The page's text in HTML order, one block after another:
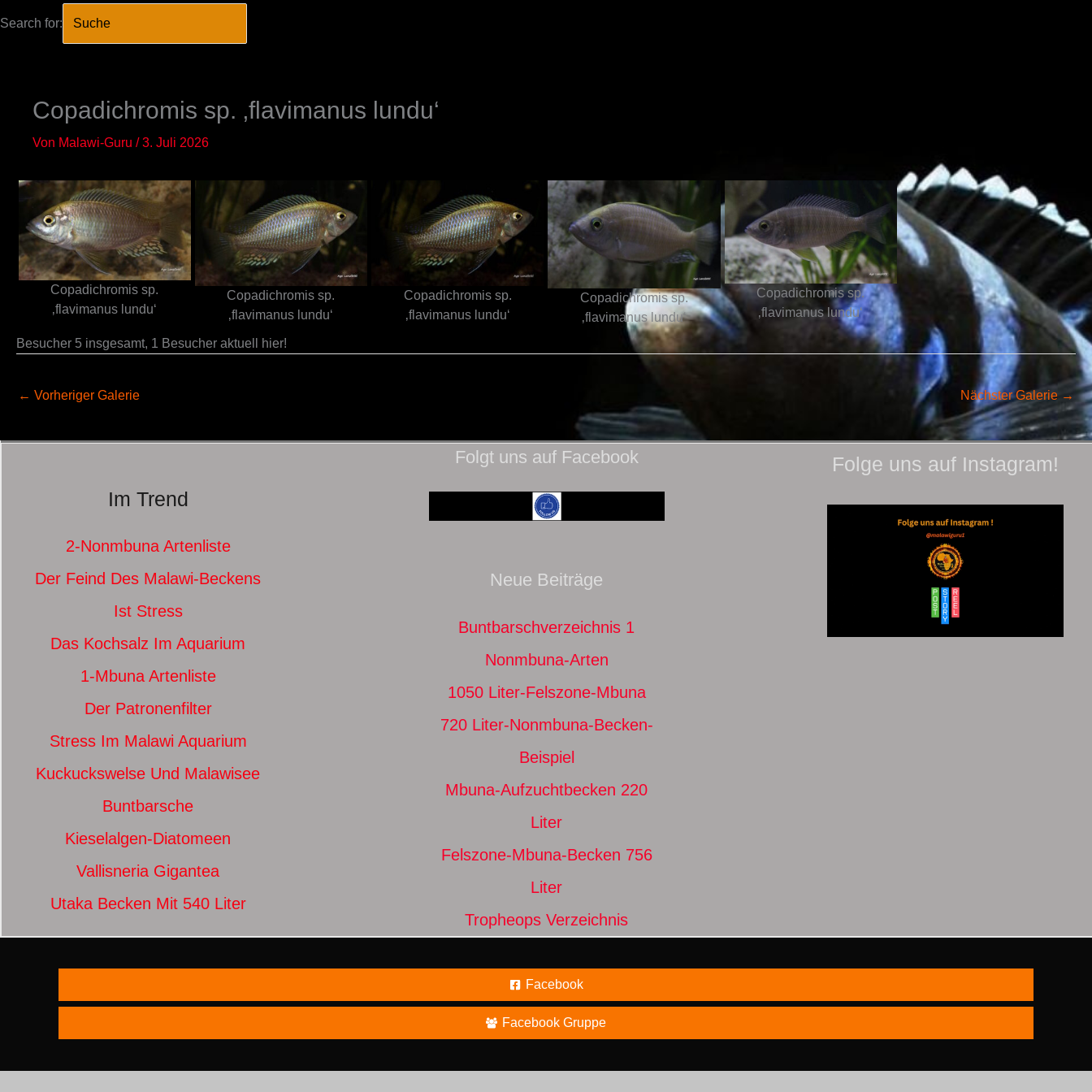
Search for:
Copadichromis sp. ‚flavimanus lundu‘
Von Malawi-Guru /3. Juli 2026
Copadichromis sp.
‚flavimanus lundu‘
Copadichromis sp.
‚flavimanus lundu‘
Copadichromis sp.
‚flavimanus lundu‘
Copadichromis sp.
‚flavimanus lundu‘
Copadichromis sp.
‚flavimanus lundu‘
Besucher 5 insgesamt, 1 Besucher aktuell hier!
← Vorheriger Galerie Nächster Galerie →
Im Trend
2-Nonmbuna Artenliste
Der Feind Des Malawi-Beckens
Ist Stress
Das Kochsalz Im Aquarium
1-Mbuna Artenliste
Der Patronenfilter
Stress Im Malawi Aquarium
Kuckuckswelse Und Malawisee
Buntbarsche
Kieselalgen-Diatomeen
Vallisneria Gigantea
Utaka Becken Mit 540 Liter
Folgt uns auf Facebook
Neue Beiträge
Buntbarschverzeichnis 1
Nonmbuna-Arten
1050 Liter-Felszone-Mbuna
720 Liter-Nonmbuna-Becken-
Beispiel
Mbuna-Aufzuchtbecken 220
Liter
Felszone-Mbuna-Becken 756
Liter
Tropheops Verzeichnis
Folge uns auf Instagram!
Facebook
Facebook Gruppe